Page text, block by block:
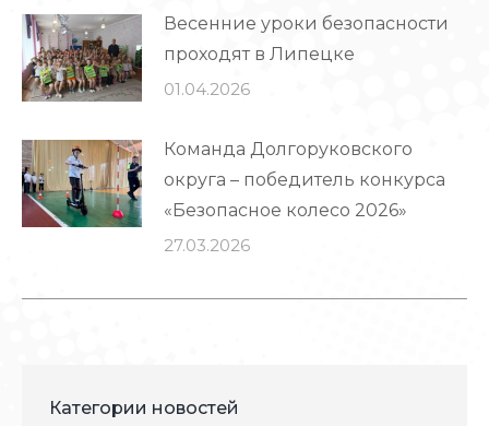
Весенние уроки безопасности
проходят в Липецке
01.04.2026
Команда Долгоруковского
округа – победитель конкурса
«Безопасное колесо 2026»
27.03.2026
Категории новостей